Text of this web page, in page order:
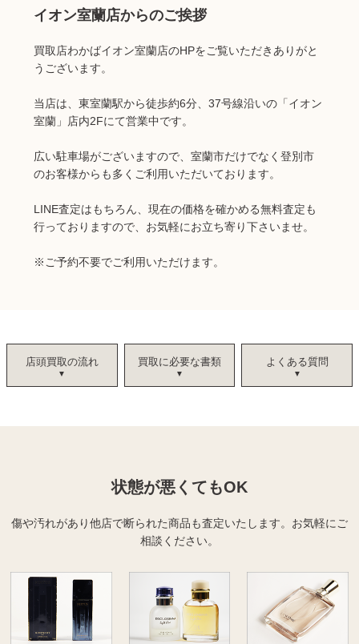
イオン室蘭店からのご挨拶
買取店わかばイオン室蘭店のHPをご覧いただきありがと
うございます。
当店は、東室蘭駅から徒歩約6分、37号線沿いの「イオン
室蘭」店内2Fにて営業中です。
広い駐車場がございますので、室蘭市だけでなく登別市
のお客様からも多くご利用いただいております。
LINE査定はもちろん、現在の価格を確かめる無料査定も
行っておりますので、お気軽にお立ち寄り下さいませ。
※ご予約不要でご利用いただけます。
店頭買取の流れ 買取に必要な書類 よくある質問
状態が悪くてもOK
傷や汚れがあり他店で断られた商品も査定いたします。 お気軽にご
相談ください。